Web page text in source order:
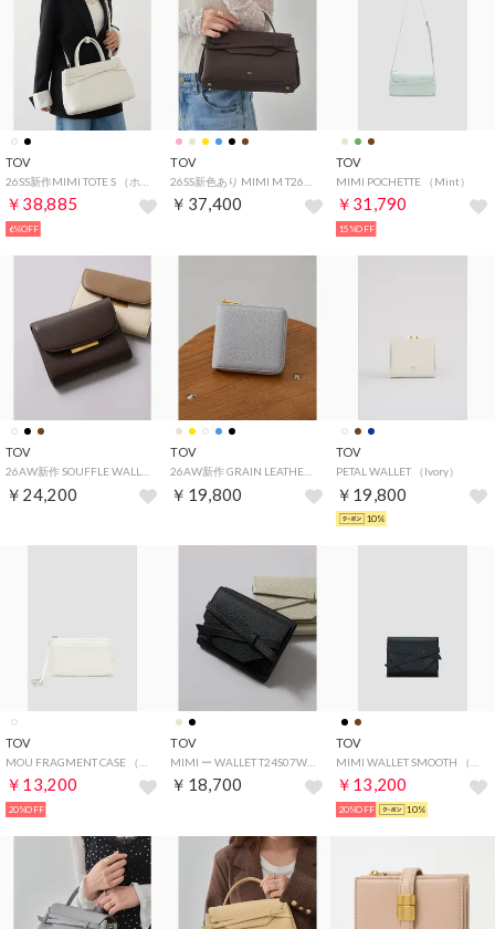
TOV
￥38,885
6%OFF
TOV
￥37,400
TOV
MIMI POCHETTE （Mint）
￥31,790
15%OFF
TOV
￥24,200
TOV
￥19,800
TOV
PETAL WALLET （Ivory）
￥19,800
10%
TOV
￥13,200
20%OFF
TOV
￥18,700
TOV
￥13,200
20%OFF 10%